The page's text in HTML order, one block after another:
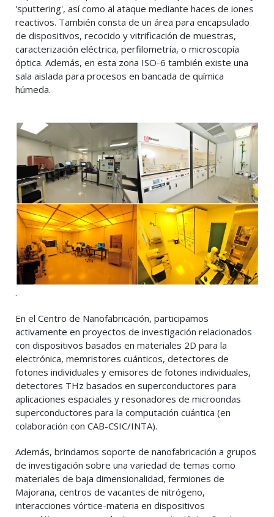
'sputtering', así como al ataque mediante haces de iones
reactivos. También consta de un área para encapsulado
de dispositivos, recocido y vitrificación de muestras,
caracterización eléctrica, perfilometría, o microscopía
óptica. Además, en esta zona ISO-6 también existe una
sala aislada para procesos en bancada de química
húmeda.
.
En el Centro de Nanofabricación, participamos
activamente en proyectos de investigación relacionados
con dispositivos basados en materiales 2D para la
electrónica, memristores cuánticos, detectores de
fotones individuales y emisores de fotones individuales,
detectores THz basados en superconductores para
aplicaciones espaciales y resonadores de microondas
superconductores para la computación cuántica (en
colaboración con CAB-CSIC/INTA).
Además, brindamos soporte de nanofabricación a grupos
de investigación sobre una variedad de temas como
materiales de baja dimensionalidad, fermiones de
Majorana, centros de vacantes de nitrógeno,
interacciones vórtice-materia en dispositivos